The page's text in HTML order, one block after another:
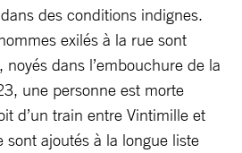
des conditions indignes.
exilés à la rue sont
dans l’embouchure de la
une personne est morte
d’un train entre Vintimille et
sont ajoutés à la longue liste